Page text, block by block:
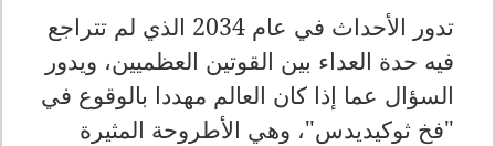
تدور الأحداث في عام 2034 الذي لم تتراجع
فيه حدة العداء بين القوتين العظميين، ويدور
السؤال عما إذا كان العالم مهددا بالوقوع في
"فخ ثوكيديدس"، وهي الأطروحة المثيرة